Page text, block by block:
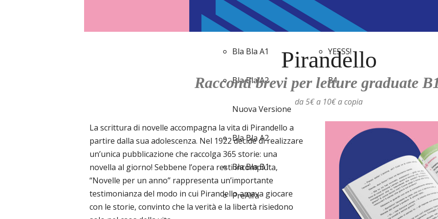
A2
Bla Bla A1
Bla Bla A2
Nuova Versione
Bla Bla A2
Bla Bla B1
PreAlfa
Game
YESSS!
B1
Pirandello
Racconti brevi per letture graduate
da 5€ a 10€ a copia
La scrittura di novelle accompagna la vita di Pirandello a
partire dalla sua adolescenza. Nel 1922 decide di realizzare
un’unica pubblicazione che raccolga 365 storie: una
novella al giorno! Sebbene l’opera resti incompiuta,
“Novelle per un anno” rappresenta un’importante
testimonianza del modo in cui Pirandello amava giocare
con le storie, convinto che la verità e la libertà risiedono